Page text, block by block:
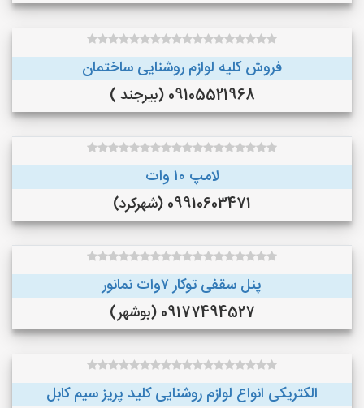
فروش کلیه لوازم روشنایی ساختمان
09105521968 (بیرجند )
لامپ ۱۰ وات
09910603471 (شهرکرد)
پنل سقفی توکار ۷وات نمانور
09177494527 (بوشهر)
الکتریکی انواع لوازم روشنایی کلید پریز سیم کابل